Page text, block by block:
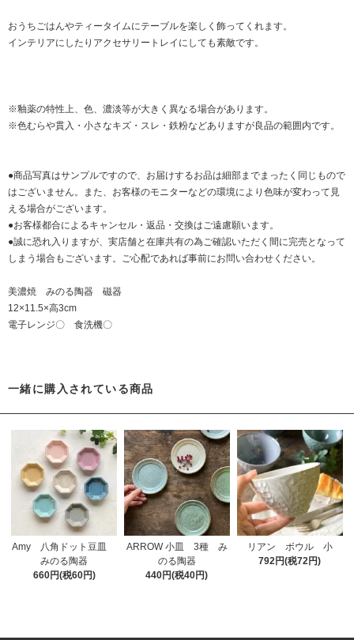
おうちごはんやティータイムにテーブルを楽しく飾ってくれます。
インテリアにしたりアクセサリートレイにしても素敵です。
※釉薬の特性上、色、濃淡等が大きく異なる場合があります。
※色むらや貫入・小さなキズ・スレ・鉄粉などありますが良品の範囲内です。
●商品写真はサンプルですので、お届けするお品は細部までまったく同じもので
はございません。また、お客様のモニターなどの環境により色味が変わって見
える場合がございます。
●お客様都合によるキャンセル・返品・交換はご遠慮願います。
●誠に恐れ入りますが、実店舗と在庫共有の為ご確認いただく間に完売となって
しまう場合もございます。ご心配であれば事前にお問い合わせください。
美濃焼 みのる陶器 磁器
12×11.5×高3cm
電子レンジ〇 食洗機〇
一緒に購入されている商品
Amy 八角ドット豆皿
みのる陶器
660円(税60円)
ARROW 小皿 3種 み
のる陶器
440円(税40円)
リアン ボウル 小
792円(税72円)